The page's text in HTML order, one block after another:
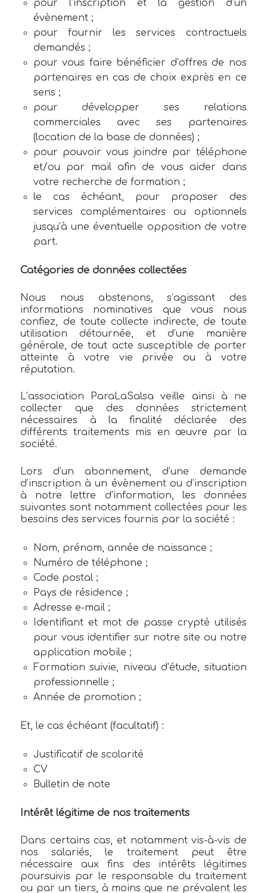
pour l’inscription et la gestion d’un
évènement ;
pour fournir les services contractuels
demandés ;
pour vous faire bénéficier d’offres de nos
partenaires en cas de choix exprès en ce
sens ;
pour développer ses relations
commerciales avec ses partenaires
(location de la base de données) ;
pour pouvoir vous joindre par téléphone
et/ou par mail afin de vous aider dans
votre recherche de formation ;
le cas échéant, pour proposer des
services complémentaires ou optionnels
jusqu’à une éventuelle opposition de votre
part.
Catégories de données collectées
Nous nous abstenons, s’agissant des
informations nominatives que vous nous
confiez, de toute collecte indirecte, de toute
utilisation détournée, et d’une manière
générale, de tout acte susceptible de porter
atteinte à votre vie privée ou à votre
réputation.
L’association ParaLaSalsa veille ainsi à ne
collecter que des données strictement
nécessaires à la finalité déclarée des
différents traitements mis en œuvre par la
société.
Lors d’un abonnement, d’une demande
d’inscription à un évènement ou d’inscription
à notre lettre d’information, les données
suivantes sont notamment collectées pour les
besoins des services fournis par la société :
Nom, prénom, année de naissance ;
Numéro de téléphone ;
Code postal ;
Pays de résidence ;
Adresse e-mail ;
Identifiant et mot de passe crypté utilisés
pour vous identifier sur notre site ou notre
application mobile ;
Formation suivie, niveau d’étude, situation
professionnelle ;
Année de promotion ;
Et, le cas échéant (facultatif) :
Justificatif de scolarité
CV
Bulletin de note
Intérêt légitime de nos traitements
Dans certains cas, et notamment vis-à-vis de
nos salariés, le traitement peut être
nécessaire aux fins des intérêts légitimes
poursuivis par le responsable du traitement
ou par un tiers, à moins que ne prévalent les